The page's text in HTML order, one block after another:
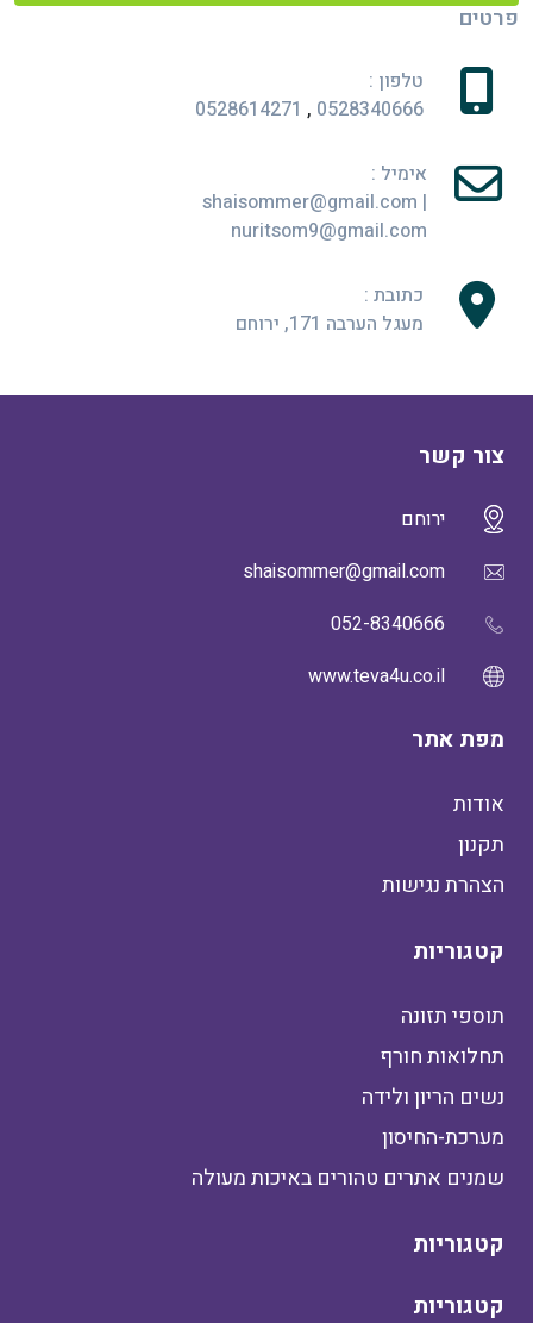
פרטים
טלפון :
0528340666
,
0528614271
אימיל :
shaisommer@gmail.com |
nuritsom9@gmail.com
כתובת :
מעגל הערבה 171, ירוחם
צור קשר
ירוחם
shaisommer@gmail.com
052-8340666
www.teva4u.co.il
מפת אתר
אודות
תקנון
הצהרת נגישות
קטגוריות
תוספי תזונה
תחלואות חורף
נשים הריון ולידה
מערכת-החיסון
שמנים אתרים טהורים באיכות מעולה
קטגוריות
קטגוריות